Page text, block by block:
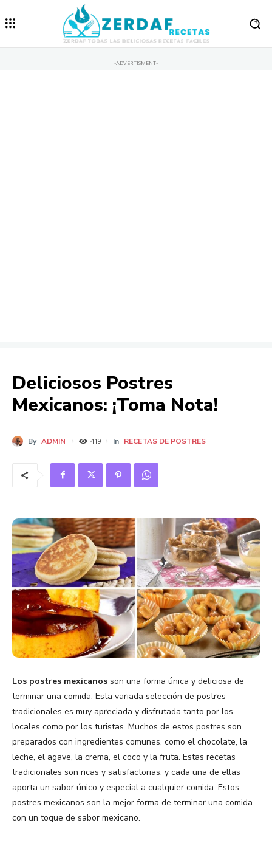
-ADVERTISMENT-
Deliciosos Postres
Mexicanos: ¡Toma Nota!
By ADMIN 419 In RECETAS DE POSTRES
Los postres mexicanos son una forma única y deliciosa de
terminar una comida. Esta variada selección de postres
tradicionales es muy apreciada y disfrutada tanto por los
locales como por los turistas. Muchos de estos postres son
preparados con ingredientes comunes, como el chocolate, la
leche, el agave, la crema, el coco y la fruta. Estas recetas
tradicionales son ricas y satisfactorias, y cada una de ellas
aporta un sabor único y especial a cualquier comida. Estos
postres mexicanos son la mejor forma de terminar una comida
con un toque de sabor mexicano.